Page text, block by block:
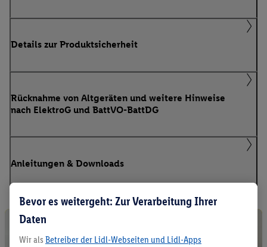
Details zur Produktsicherheit
Rücknahme von Altgeräten und weitere Hinweise
nach ElektroG und BattVO-BattDG
Anleitungen & Downloads
Bevor es weitergeht: Zur Verarbeitung Ihrer
Daten
Wir als Betreiber der Lidl-Webseiten und Lidl-Apps